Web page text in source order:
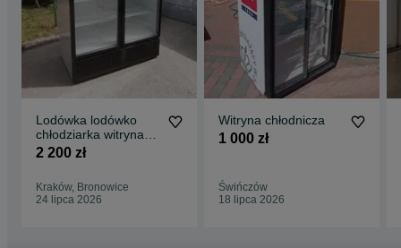
Lodówka lodówko
chłodziarka witryna
szafa chłodnicza
chłodnia sklep
2 200 zł
Kraków, Bronowice
24 lipca 2026
Witryna chłodnicza
1 000 zł
Świńczów
18 lipca 2026